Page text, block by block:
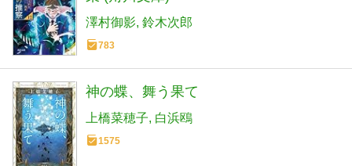
澤村御影 鈴木次郎
783
神の蝶、舞う果て
上橋菜穂子 白浜鴎
1575